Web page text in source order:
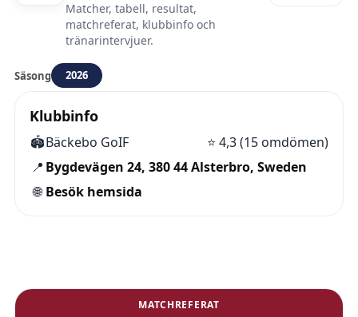
Matcher, tabell, resultat,
matchreferat, klubbinfo och
tränarintervjuer.
Säsong 2026
Klubbinfo
🏟️Bäckebo GoIF ⭐ 4,3 (15 omdömen)
📍 Bygdevägen 24, 380 44 Alsterbro, Sweden
🌐 Besök hemsida
MATCHREFERAT